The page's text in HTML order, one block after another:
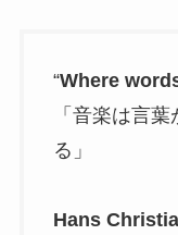
“Where
「音楽は言
る」
Hans